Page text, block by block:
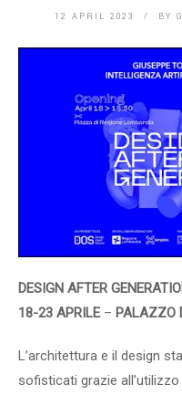
12 APRIL 2023 / BY
DESIGN AFTER
18-23 APRILE – PALAZZO
L’architettura e il design
sofisticati grazie all’utilizzo